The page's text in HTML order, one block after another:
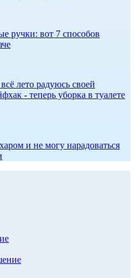
ручки: вот 7 способов
лето радуюсь своей
- теперь уборка в туалете
и не могу нарадоваться